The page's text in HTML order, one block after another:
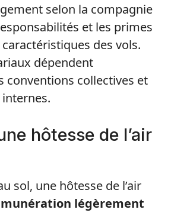
selon la compagnie
et les primes
des vols.
dépendent
conventions collectives et
hôtesse de l’air
sol, une hôtesse de l’air
légèrement